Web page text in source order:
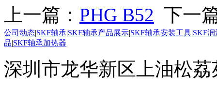
上一篇： PHG B52 下一
公司动态 SKF轴承 SKF轴承产品展示 SKF轴承安装工具 SKF
品 SKF轴承加热器
深圳市龙华新区上油松